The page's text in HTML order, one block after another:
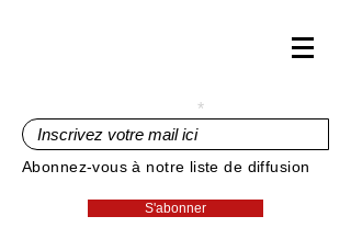
Abonnez-vous à notre liste de diffusion
S'abonner